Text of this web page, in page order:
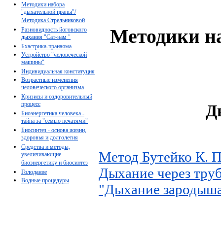
Методики
Метод Бутейко К.
Дыхание через
"Дыхание
Методики набора
"дыхательной праны"/
Методика Стрельниковой
Разновидность йоговского
дыхания "Сат-нам "
Бхастрика-пранаяма
Устройство "человеческой
машины"
Индивидуальная конституция
Возрастные изменения
человеческого организма
Кризисы и оздоровительный
процесс
Биоэнергетика человека -
тайна за "семью печатями"
Биосинтез - основа жизни,
здоровья и долголетия
Средства и методы,
увеличивающие
биоэнергетику и биосинтез
Голодание
Водные процедуры